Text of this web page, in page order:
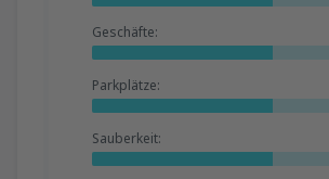
Geschäfte:
Parkplätze:
Sauberkeit: